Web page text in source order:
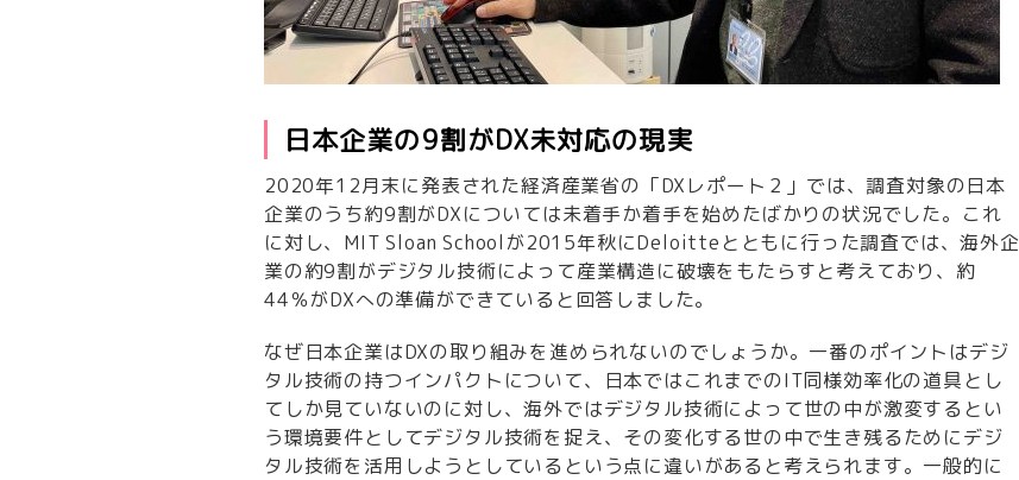
日本企業の9割がDX未対応の現実
2020年12月末に発表された経済産業省の「DXレポート２」では、調査対象の日本
企業のうち約9割がDXについては未着手か着手を始めたばかりの状況でした。これ
に対し、MIT Sloan Schoolが2015年秋にDeloitteとともに行った調査では、海外企
業の約9割がデジタル技術によって産業構造に破壊をもたらすと考えており、約
44％がDXへの準備ができていると回答しました。
なぜ日本企業はDXの取り組みを進められないのでしょうか。一番のポイントはデジ
タル技術の持つインパクトについて、日本ではこれまでのIT同様効率化の道具とし
てしか見ていないのに対し、海外ではデジタル技術によって世の中が激変するとい
う環境要件としてデジタル技術を捉え、その変化する世の中で生き残るためにデジ
タル技術を活用しようとしているという点に違いがあると考えられます。一般的に